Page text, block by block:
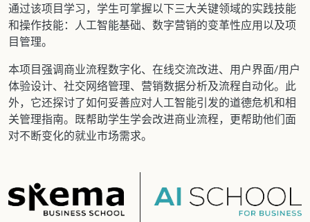
通过该项目学习，学生可掌握以下三大关键领域的实践技能
和操作技能：人工智能基础、数字营销的变革性应用以及项
目管理。
本项目强调商业流程数字化、在线交流改进、用户界面/用户
体验设计、社交网络管理、营销数据分析及流程自动化。此
外，它还探讨了如何妥善应对人工智能引发的道德危机和相
关管理指南。既帮助学生学会改进商业流程，更帮助他们面
对不断变化的就业市场需求。